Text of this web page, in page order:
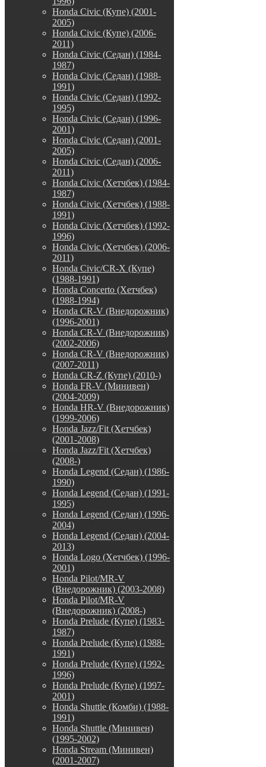
Honda Civic (Купе) (2001-
2005)
Honda Civic (Купе) (2006-
2011)
Honda Civic (Седан) (1984-
1987)
Honda Civic (Седан) (1988-
1991)
Honda Civic (Седан) (1992-
1995)
Honda Civic (Седан) (1996-
2001)
Honda Civic (Седан) (2001-
2005)
Honda Civic (Седан) (2006-
2011)
Honda Civic (Хетчбек) (1984-
1987)
Honda Civic (Хетчбек) (1988-
1991)
Honda Civic (Хетчбек) (1992-
1996)
Honda Civic (Хетчбек) (2006-
2011)
Honda Civic/CR-X (Купе)
(1988-1991)
Honda Concerto (Хетчбек)
(1988-1994)
Honda CR-V (Внедорожник)
(1996-2001)
Honda CR-V (Внедорожник)
(2002-2006)
Honda CR-V (Внедорожник)
(2007-2011)
Honda CR-Z (Купе) (2010-)
Honda FR-V (Минивен)
(2004-2009)
Honda HR-V (Внедорожник)
(1999-2006)
Honda Jazz/Fit (Хетчбек)
(2001-2008)
Honda Jazz/Fit (Хетчбек)
(2008-)
Honda Legend (Седан) (1986-
1990)
Honda Legend (Седан) (1991-
1995)
Honda Legend (Седан) (1996-
2004)
Honda Legend (Седан) (2004-
2013)
Honda Logo (Хетчбек) (1996-
2001)
Honda Pilot/MR-V
(Внедорожник) (2003-2008)
Honda Pilot/MR-V
(Внедорожник) (2008-)
Honda Prelude (Купе) (1983-
1987)
Honda Prelude (Купе) (1988-
1991)
Honda Prelude (Купе) (1992-
1996)
Honda Prelude (Купе) (1997-
2001)
Honda Shuttle (Комби) (1988-
1991)
Honda Shuttle (Минивен)
(1995-2002)
Honda Stream (Минивен)
(2001-2007)